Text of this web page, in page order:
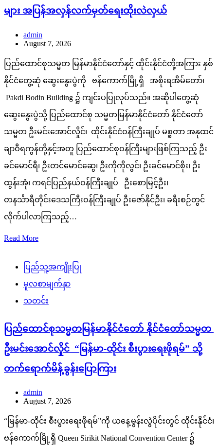
များ အပြန်အလှန်လက်မှတ်ရေးထိုးလဲလှယ်
admin
August 7, 2026
ပြည်ထောင်စုသမ္မတ မြန်မာနိုင်ငံတော်နှင့် ထိုင်းနိုင်ငံတို့အကြား နှစ်
နိုင်ငံတွေ့ဆုံ ဆွေးနွေးပွဲကို ဗန်ကောက်မြို့ရှိ အစိုးရအိမ်တော်၊
Pakdi Bodin Building ၌ ကျင်းပပြုလုပ်သည်။ အဆိုပါတွေ့ဆုံ
ဆွေးနွေးပွဲသို့ ပြည်ထောင်စု သမ္မတမြန်မာနိုင်ငံတော် နိုင်ငံတော်
သမ္မတ ဦးမင်းအောင်လှိုင်၊ ထိုင်းနိုင်ငံဝန်ကြီးချုပ် မစ္စတာ အနုထင်
ချာဝီရကွန်တို့နှင့်အတူ ပြည်ထောင်စုဝန်ကြီးများဖြစ်ကြသည့် ဦး
ခင်မောင်ရီ၊ ဦးတင်မောင်ဆွေ၊ ဦးကိုကိုလွင်၊ ဦးခင်မောင်စိုး၊ ဦး
ထွန်းအုံ၊ ကရင်ပြည်နယ်ဝန်ကြီးချုပ် ဦးစောမြင့်ဦး၊
တနင်္သာရီတိုင်းဒေသကြီးဝန်ကြီးချုပ် ဦးဇော်နိုင်ဦး၊ ခရီးစဉ်တွင်
လိုက်ပါလာကြသည့်…
Read More
ပြည်သူ့အကျိုးပြု
မူလစာမျက်နှာ
သတင်း
ပြည်ထောင်စုသမ္မတမြန်မာနိုင်ငံတော် နိုင်ငံတော်သမ္မတ
ဦးမင်းအောင်လှိုင် “မြန်မာ-ထိုင်း စီးပွားရေးဖိုရမ်” သို့
တက်ရောက်မိန့်ခွန်းပြောကြား
admin
August 7, 2026
“မြန်မာ-ထိုင်း စီးပွားရေးဖိုရမ်”ကို ယနေ့မွန်းလွဲပိုင်းတွင် ထိုင်းနိုင်ငံ၊
ဗန်ကောက်မြို့ရှိ Queen Sirikit National Convention Center ၌